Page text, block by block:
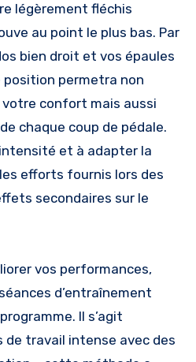
légèrement fléchis
au point le plus bas. Par
bien droit et vos épaules
position permetra non
votre confort mais aussi
chaque coup de pédale.
et à adapter la
efforts fournis lors des
secondaires sur le
vos performances,
d’entraînement
Il s’agit
de travail intense avec des